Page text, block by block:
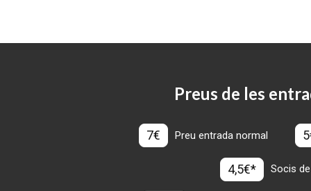
Preus de les
7€ Preu entrada normal
4,5€* Socis